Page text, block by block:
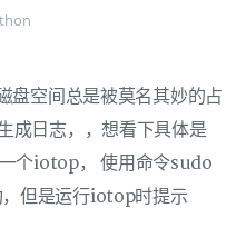
盘空间总是被莫名其妙的占
成日志，，想看下具体是
个iotop， 使用命令sudo
但是运行iotop时提示